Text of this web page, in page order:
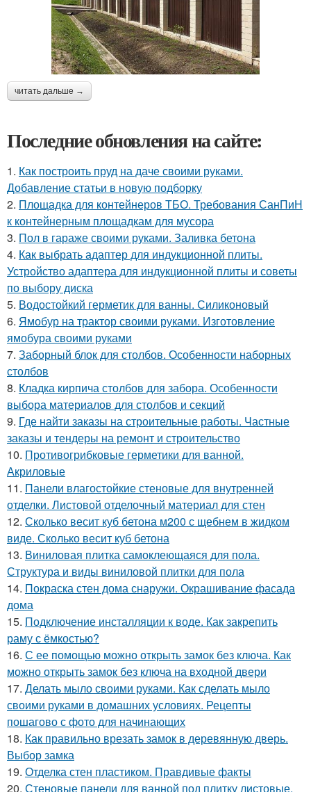
читать дальше →
Последние обновления на сайте:
1. Как построить пруд на даче своими руками.
Добавление статьи в новую подборку
2. Площадка для контейнеров ТБО. Требования СанПиН
к контейнерным площадкам для мусора
3. Пол в гараже своими руками. Заливка бетона
4. Как выбрать адаптер для индукционной плиты.
Устройство адаптера для индукционной плиты и советы
по выбору диска
5. Водостойкий герметик для ванны. Силиконовый
6. Ямобур на трактор своими руками. Изготовление
ямобура своими руками
7. Заборный блок для столбов. Особенности наборных
столбов
8. Кладка кирпича столбов для забора. Особенности
выбора материалов для столбов и секций
9. Где найти заказы на строительные работы. Частные
заказы и тендеры на ремонт и строительство
10. Противогрибковые герметики для ванной.
Акриловые
11. Панели влагостойкие стеновые для внутренней
отделки. Листовой отделочный материал для стен
12. Сколько весит куб бетона м200 с щебнем в жидком
виде. Сколько весит куб бетона
13. Виниловая плитка самоклеющаяся для пола.
Структура и виды виниловой плитки для пола
14. Покраска стен дома снаружи. Окрашивание фасада
дома
15. Подключение инсталляции к воде. Как закрепить
раму с ёмкостью?
16. С ее помощью можно открыть замок без ключа. Как
можно открыть замок без ключа на входной двери
17. Делать мыло своими руками. Как сделать мыло
своими руками в домашних условиях. Рецепты
пошагово с фото для начинающих
18. Как правильно врезать замок в деревянную дверь.
Выбор замка
19. Отделка стен пластиком. Правдивые факты
20. Стеновые панели для ванной под плитку листовые.